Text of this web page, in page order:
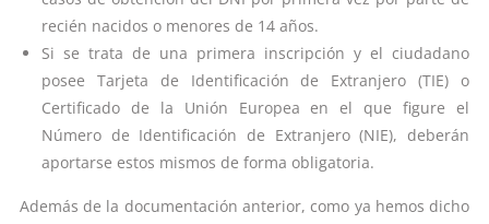
recién nacidos o menores de 14 años.
Si se trata de una primera inscripción y el ciudadano
posee Tarjeta de Identificación de Extranjero (TIE) o
Certificado de la Unión Europea en el que figure el
Número de Identificación de Extranjero (NIE), deberán
aportarse estos mismos de forma obligatoria.
Además de la documentación anterior, como ya hemos dicho